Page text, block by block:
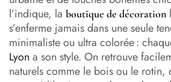
l’indique, la boutique de décoration
s’enferme jamais dans une seule
minimaliste ou ultra colorée :
Lyon a son style. On retrouve
naturels comme le bois ou le rotin,